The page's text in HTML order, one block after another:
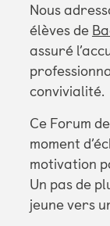
Nous
élèves de
assuré
convivialité.
Ce Forum
moment
motivation
Un pas de
jeune vers